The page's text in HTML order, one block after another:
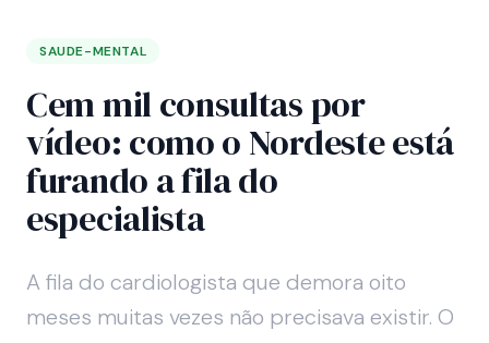
SAUDE-MENTAL
Cem mil consultas por
vídeo: como o Nordeste está
furando a fila do
especialista
A fila do cardiologista que demora oito
meses muitas vezes não precisava existir. O